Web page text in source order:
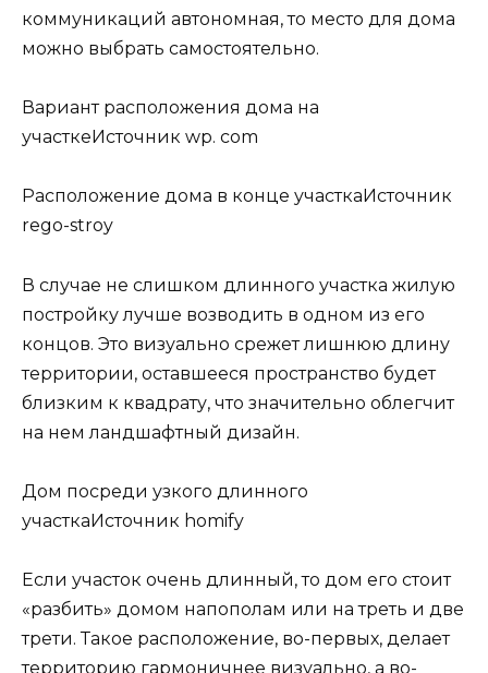
коммуникаций автономная, то место для дома
можно выбрать самостоятельно.
Вариант расположения дома на
участкеИсточник wp. com
Расположение дома в конце участкаИсточник
rego-stroy
В случае не слишком длинного участка жилую
постройку лучше возводить в одном из его
концов. Это визуально срежет лишнюю длину
территории, оставшееся пространство будет
близким к квадрату, что значительно облегчит
на нем ландшафтный дизайн.
Дом посреди узкого длинного
участкаИсточник homify
Если участок очень длинный, то дом его стоит
«разбить» домом напополам или на треть и две
трети. Такое расположение, во-первых, делает
территорию гармоничнее визуально, а во-